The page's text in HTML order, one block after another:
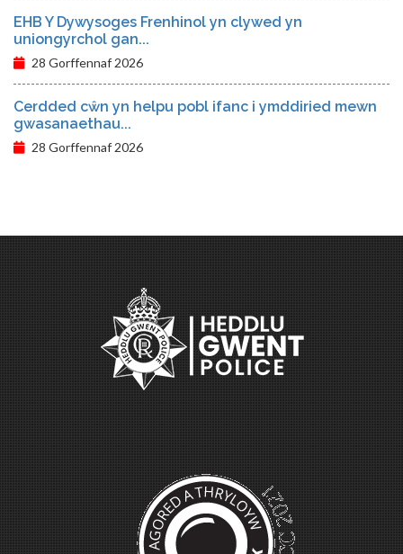
EHB Y Dywysoges Frenhinol yn clywed yn
uniongyrchol gan...
28 Gorffennaf 2026
Cerdded cŵn yn helpu pobl ifanc i ymddiried mewn
gwasanaethau...
28 Gorffennaf 2026